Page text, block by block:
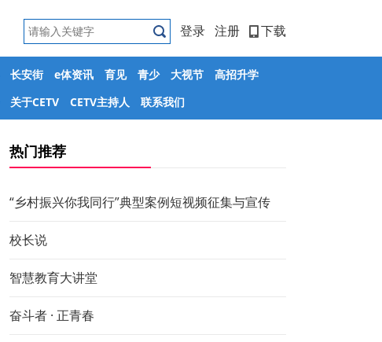
登录 注册 下载
长安街 e体资讯 育见 青少 大视节
高招升学
关于CETV CETV主持人 联系我们
热门推荐
“乡村振兴你我同行”典型案例短视频征集与宣传
校长说
智慧教育大讲堂
奋斗者 · 正青春